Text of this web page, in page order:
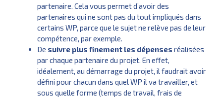
partenaire. Cela vous permet d’avoir des
partenaires qui ne sont pas du tout impliqués dans
certains WP, parce que le sujet ne relève pas de leur
compétence, par exemple.
De suivre plus finement les dépenses réalisées
par chaque partenaire du projet. En effet,
idéalement, au démarrage du projet, il faudrait avoir
défini pour chacun dans quel WP il va travailler, et
sous quelle forme (temps de travail, frais de